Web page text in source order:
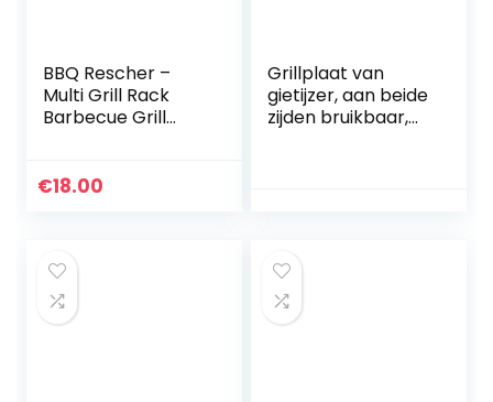
BBQ Rescher –
Multi Grill Rack
Barbecue Grill
Kippenpoot Grill –
€18.00
Grillplaat van
gietijzer, aan beide
zijden bruikbaar,